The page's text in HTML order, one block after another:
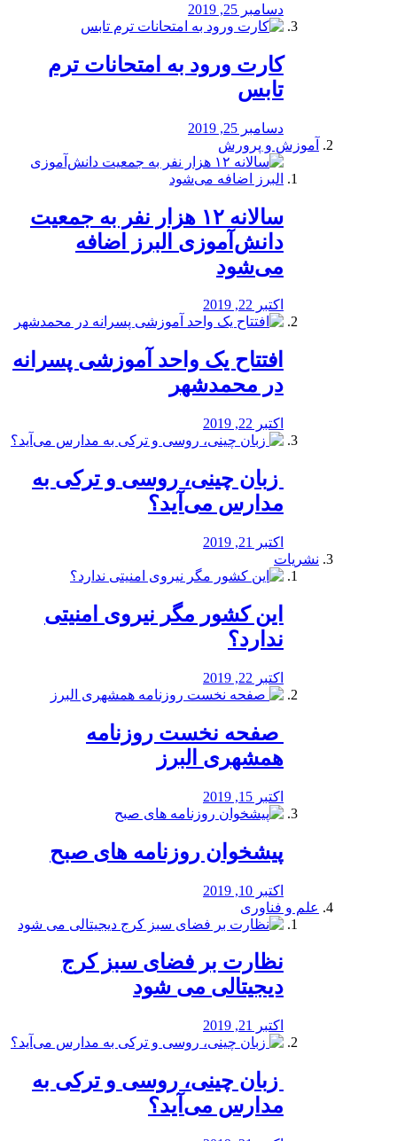
دسامبر 25, 2019
کارت ورود به امتحانات ترم
تابس
دسامبر 25, 2019
آموزش و پرورش
️سالانه ۱۲ هزار نفر به جمعیت
دانش‌آموزی البرز اضافه
می‌شود
اکتبر 22, 2019
افتتاح یک واحد آموزشی پسرانه
در محمدشهر
اکتبر 22, 2019
️ زبان چینی، روسی و ترکی به
مدارس می‌آید؟
اکتبر 21, 2019
نشریات
این کشور مگر نیروی امنیتی
ندارد؟
اکتبر 22, 2019
️ صفحه نخست روزنامه‌
همشهری البرز
اکتبر 15, 2019
پیشخوان روزنامه های صبح
اکتبر 10, 2019
علم و فناوری
نظارت بر فضای سبز کرج
دیجیتالی می شود
اکتبر 21, 2019
️ زبان چینی، روسی و ترکی به
مدارس می‌آید؟